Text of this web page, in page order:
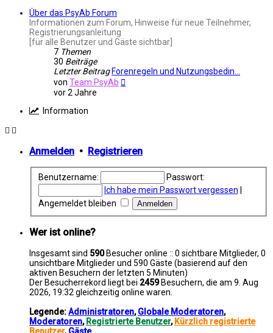
Über das PsyAb Forum
Informationen zum Forum, Hinweise für neue Teilnehmer,
Registrierungsanleitung
[für alle Benutzer und Gäste sichtbar]
7 Themen
30 Beiträge
Letzter Beitrag Forenregeln und Nutzungsbedin…
von Team PsyAb
vor 2 Jahre
Information
Anmelden • Registrieren
Benutzername:
Passwort:
Ich habe mein Passwort vergessen
Angemeldet bleiben
Wer ist online?
Insgesamt sind 590Besucher online :: 0 sichtbare Mitglieder, 0
unsichtbare Mitglieder und 590 Gäste (basierend auf den
aktiven Besuchern der letzten 5 Minuten)
Der Besucherrekord liegt bei 2459Besuchern, die am 9. Aug
2026, 19:32 gleichzeitig online waren.
Legende:Administratoren,Globale Moderatoren,
Moderatoren, Registrierte Benutzer, Kürzlich registrierte
Benutzer,Gäste